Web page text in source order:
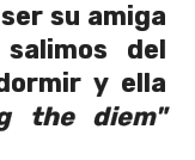
su amiga
del
y ella
the diem"